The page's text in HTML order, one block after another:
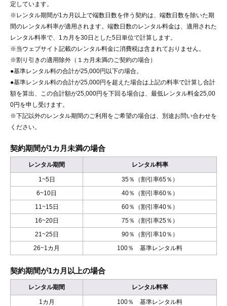
定しています。
※レンタル期間が1カ月以上で端数日数を伴う契約は、端数日数を除いた期
間のレンタル料率が適用されます。端数日数のレンタル料金は、適用された
レンタル料率で、1カ月を30日とした5日単位で計算します。
※当ウェブサイト記載のレンタル料金に消費税は含まれておりません。
※割り引きの適用除外（１カ月未満のご契約の場合）
●基準レンタル料の合計が25,000円以下の場合。
●基準レンタル料の合計が25,000円を超えた場合は上記の料率で計算し合計
額を算出、この合計額が25,000円を下回る場合は、最低レンタル料金25,00
0円を申し受けます。
※下記以外のレンタル期間のご利用をご希望の場合は、別途お問い合わせを
ください。
契約期間が1カ月未満の場合
レンタル期間 レンタル料率
1~5日
35％（割引率65％）
6~10日
40％（割引率60％）
11~15日
60％（割引率40％）
16~20日
75％（割引率25％）
21~25日
90％（割引率10％）
26~1カ月
100％ 基準レンタル料
契約期間が1カ月以上の場合
レンタル期間 レンタル料率
1カ月
100％ 基準レンタル料